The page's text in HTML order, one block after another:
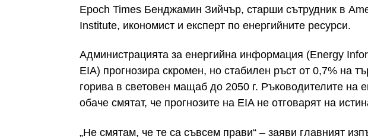
Epoch Times Бенджамин Зийчър, старши сътрудник в
Institute, икономист и експерт по енергийните ресурси.
Администрацията за енергийна информация (Energy
EIA) прогнозира скромен, но стабилен ръст от 0,7% на
горива в световен мащаб до 2050 г. Ръководителите на
обаче смятат, че прогнозите на EIA не отговарят на
„Не смятам, че те са съвсем прави“ – заяви главният